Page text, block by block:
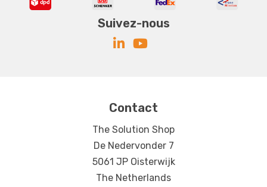
Suivez-nous
Contact
The Solution Shop
De Nedervonder 7
5061 JP Oisterwijk
The Netherlands